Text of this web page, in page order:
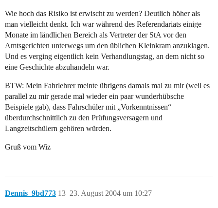
Wie hoch das Risiko ist erwischt zu werden? Deutlich höher als
man vielleicht denkt. Ich war während des Referendariats einige
Monate im ländlichen Bereich als Vertreter der StA vor den
Amtsgerichten unterwegs um den üblichen Kleinkram anzuklagen.
Und es verging eigentlich kein Verhandlungstag, an dem nicht so
eine Geschichte abzuhandeln war.
BTW: Mein Fahrlehrer meinte übrigens damals mal zu mir (weil es
parallel zu mir gerade mal wieder ein paar wunderhübsche
Beispiele gab), dass Fahrschüler mit „Vorkenntnissen“
überdurchschnittlich zu den Prüfungsversagern und
Langzeitschülern gehören würden.
Gruß vom Wiz
Dennis_9bd773 23. August 2004 um 10:27
13